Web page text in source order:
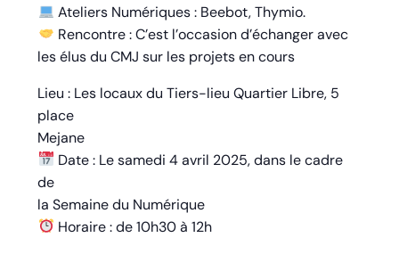
Ateliers Numériques : Beebot, Thymio.
Rencontre : C’est l’occasion d’échanger avec
les élus du CMJ sur les projets en cours
Lieu : Les locaux du Tiers-lieu Quartier Libre, 5
place
Mejane
Date : Le samedi 4 avril 2025, dans le cadre
de
la Semaine du Numérique
Horaire : de 10h30 à 12h